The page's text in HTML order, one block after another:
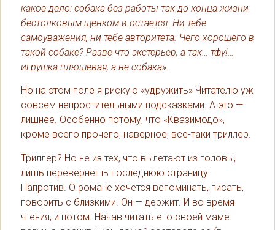
какое дело: собака без работы так до конца жизни
бестолковым щенком и остается. Ни тебе
самоуважения, ни тебе авторитета. Чего хорошего в
такой собаке? Разве что экстерьер, а так… тфу!…
игрушка плюшевая, а не собака».
Но на этом поле я рискую «удружить» Читателю уж
совсем непростительными подсказками. А это —
лишнее. Особенно потому, что «Квазимодо»,
кроме всего прочего, наверное, все-таки триллер.
Триллер? Но не из тех, что вылетают из головы,
лишь перевернешь последнюю страницу.
Напротив. О романе хочется вспоминать, писать,
говорить с близкими. Он — держит. И во время
чтения, и потом. Начав читать его своей маме